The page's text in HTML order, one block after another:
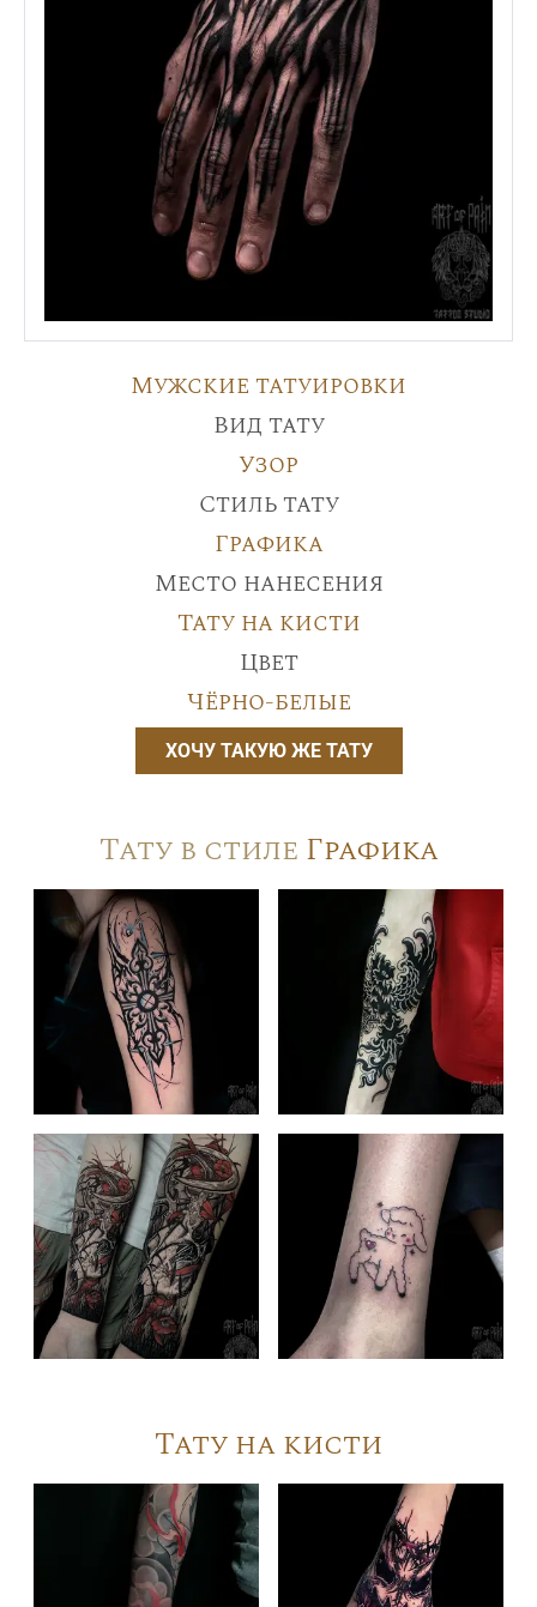
Мужские татуировки
Вид тату
Узор
Стиль тату
Графика
Место нанесения
Тату на кисти
Цвет
Чёрно-белые
ХОЧУ ТАКУЮ ЖЕ ТАТУ
Тату в стиле Графика
Тату на кисти